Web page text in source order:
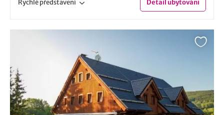
Rychlépředstavení Detail ubytování